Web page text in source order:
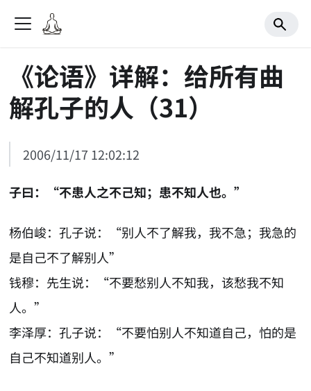
《论语》详解：给所有曲
解孔子的人（31）
2006/11/17 12:02:12
子曰：“不患人之不己知；患不知人也。”
杨伯峻：孔子说：“别人不了解我，我不急；我急的
是自己不了解别人”
钱穆：先生说：“不要愁别人不知我，该愁我不知
人。”
李泽厚：孔子说：“不要怕别人不知道自己，怕的是
自己不知道别人。”